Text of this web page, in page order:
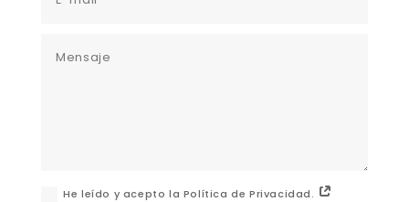
He leído y acepto la Política de Privacidad.